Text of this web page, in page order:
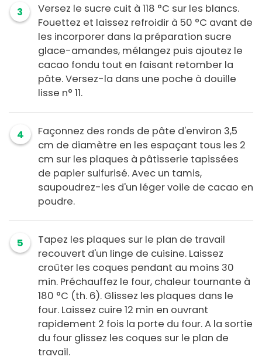
3
Versez le sucre cuit à 118 °C sur les blancs.
Fouettez et laissez refroidir à 50 °C avant de
les incorporer dans la préparation sucre
glace-amandes, mélangez puis ajoutez le
cacao fondu tout en faisant retomber la
pâte. Versez-la dans une poche à douille
lisse n° 11.
4
Façonnez des ronds de pâte d'environ 3,5
cm de diamètre en les espaçant tous les 2
cm sur les plaques à pâtisserie tapissées
de papier sulfurisé. Avec un tamis,
saupoudrez-les d'un léger voile de cacao en
poudre.
5
Tapez les plaques sur le plan de travail
recouvert d'un linge de cuisine. Laissez
croûter les coques pendant au moins 30
min. Préchauffez le four, chaleur tournante à
180 °C (th. 6). Glissez les plaques dans le
four. Laissez cuire 12 min en ouvrant
rapidement 2 fois la porte du four. A la sortie
du four glissez les coques sur le plan de
travail.